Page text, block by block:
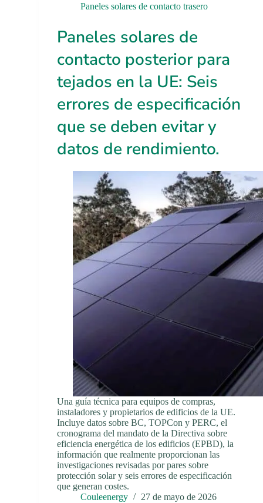
Paneles solares de contacto trasero
Paneles solares de
contacto posterior para
tejados en la UE: Seis
errores de especificación
que se deben evitar y
datos de rendimiento.
Una guía técnica para equipos de compras,
instaladores y propietarios de edificios de la UE.
Incluye datos sobre BC, TOPCon y PERC, el
cronograma del mandato de la Directiva sobre
eficiencia energética de los edificios (EPBD), la
información que realmente proporcionan las
investigaciones revisadas por pares sobre
protección solar y seis errores de especificación
que generan costes.
Couleenergy
27 de mayo de 2026